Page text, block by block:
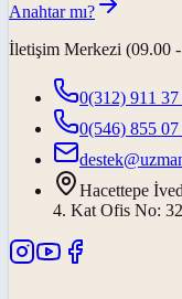
Anahtar mı?
İletişim Merkezi (09.00
0(312) 911 37
0(546) 855 07
Hacettepe
4. Kat Ofis No: